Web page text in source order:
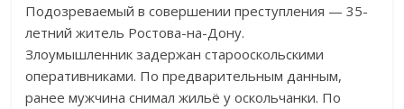
Подозреваемый в совершении преступления — 35-
летний житель Ростова-на-Дону.
Злоумышленник задержан старооскольскими
оперативниками. По предварительным данным,
ранее мужчина снимал жильё у оскольчанки. По